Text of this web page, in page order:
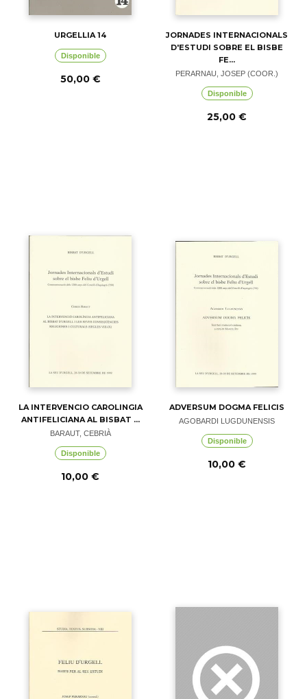
URGELLIA 14
Disponible
50,00 €
JORNADES INTERNACIONALS
D'ESTUDI SOBRE EL BISBE
FE...
PERARNAU, JOSEP (COOR.)
Disponible
25,00 €
LA INTERVENCIO CAROLINGIA
ANTIFELICIANA AL BISBAT ...
BARAUT, CEBRIÀ
Disponible
10,00 €
ADVERSUM DOGMA FELICIS
AGOBARDI LUGDUNENSIS
Disponible
10,00 €